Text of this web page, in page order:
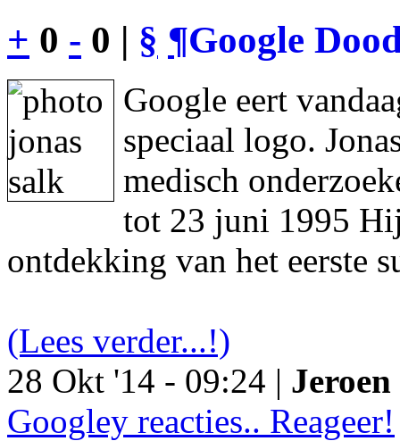
+ 0 - 0 | § ¶Google
Google eert
speciaal logo.
medisch
tot 23 juni 1995
ontdekking van het eerste
(Lees verder...!)
28 Okt '14 - 09:24 |
Googley reacties.. Reageer!